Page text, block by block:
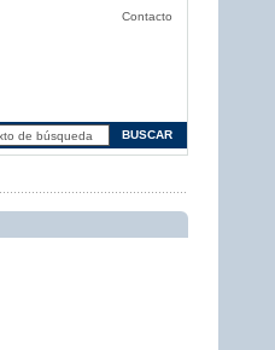
Contacto